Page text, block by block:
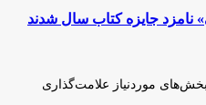
بخش‌های موردنیاز علامت‌گذاری